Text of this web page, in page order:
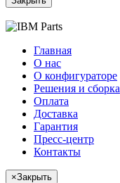
Главная
О нас
О конфигураторе
Решения и сборка
Оплата
Доставка
Гарантия
Пресс-центр
Контакты
×Закрыть